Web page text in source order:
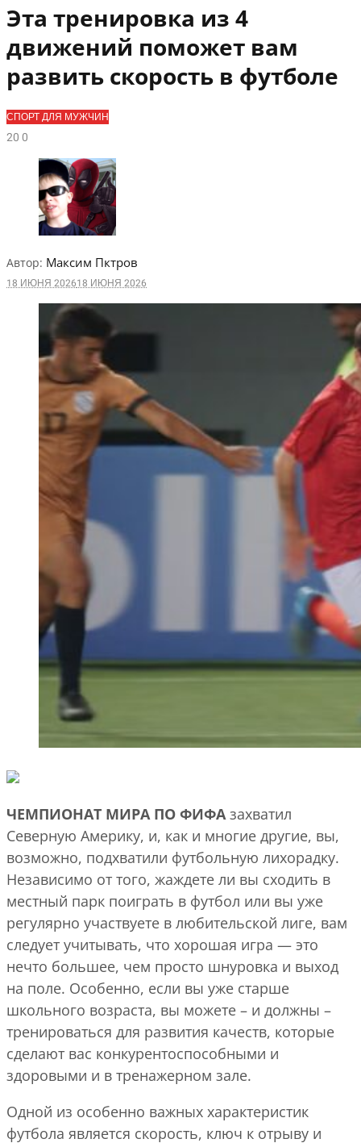
Эта тренировка из 4
движений поможет вам
развить скорость в футболе
СПОРТ ДЛЯ МУЖЧИН
200
Автор: Максим Пктров
18 ИЮНЯ 202618 ИЮНЯ 2026
ЧЕМПИОНАТ МИРА ПО ФИФАзахватил
Северную Америку, и, как и многие другие, вы,
возможно, подхватили футбольную лихорадку.
Независимо от того, жаждете ли вы сходить в
местный парк поиграть в футбол или вы уже
регулярно участвуете в любительской лиге, вам
следует учитывать, что хорошая игра — это
нечто большее, чем просто шнуровка и выход
на поле. Особенно, если вы уже старше
школьного возраста, вы можете – и должны –
тренироваться для развития качеств, которые
сделают вас конкурентоспособными и
здоровыми и в тренажерном зале.
Одной из особенно важных характеристик
футбола является скорость, ключ к отрыву и